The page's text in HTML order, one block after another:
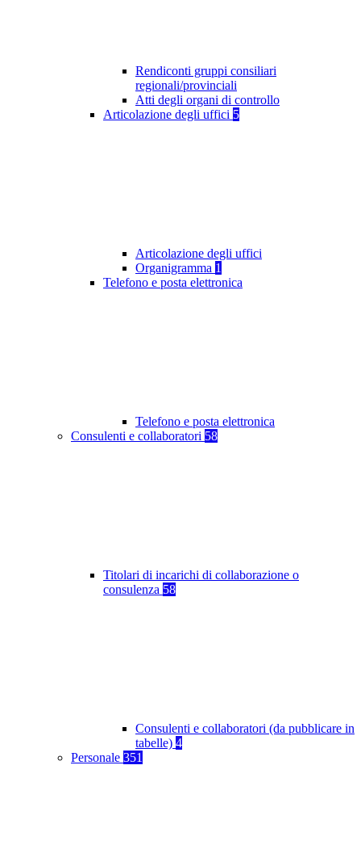
Rendiconti gruppi consiliari
regionali/provinciali
Atti degli organi di controllo
Articolazione degli uffici 5
Articolazione degli uffici
Organigramma 1
Telefono e posta elettronica
Telefono e posta elettronica
Consulenti e collaboratori 58
Titolari di incarichi di collaborazione o
consulenza 58
Consulenti e collaboratori (da pubblicare in
tabelle) 4
Personale 351